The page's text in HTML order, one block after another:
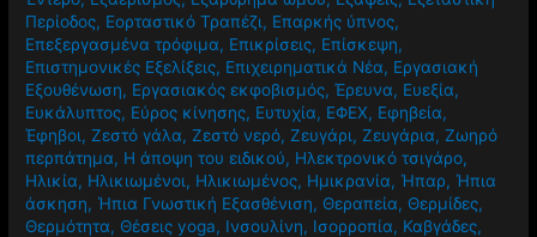
Περίοδος, Εορταστικό Τραπέζι, Επαρκής ύπνος,
Επεξεργασμένα τρόφιμα, Επικρίσεις, Επίσκεψη,
Επιστημονικές Εξελίξεις, Επιχειρηματικά Νέα, Εργασιακή
Εξουθένωση, Εργασιακός εκφοβισμός,Έρευνα, Ευεξία,
Ευκάλυπτος, Εύρος κίνησης, Ευτυχία, ΕΦΕΧ, Εφηβεία,
Έφηβοι,Ζεστό γάλα,Ζεστό νερό,Ζευγάρι,Ζευγάρια,Ζωηρό
περπάτημα, Η άποψη του ειδικού, Ηλεκτρονικό τσιγάρο,
Ηλικία, Ηλικιωμένοι, Ηλικιωμένος, Ημικρανία, Ήπαρ, Ήπια
άσκηση, Ήπια Γνωστική Εξασθένιση, Θεραπεία, Θερμίδες,
Θερμότητα, Θέσεις yoga, Ινσουλίνη, Ισορροπία, Καβγάδες,